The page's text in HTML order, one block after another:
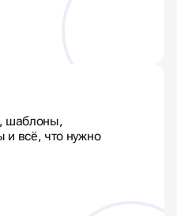
шаблоны,
всё, что нужно